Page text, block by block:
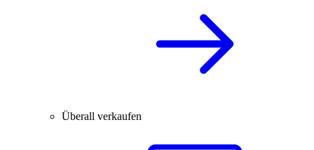
Überall verkaufen